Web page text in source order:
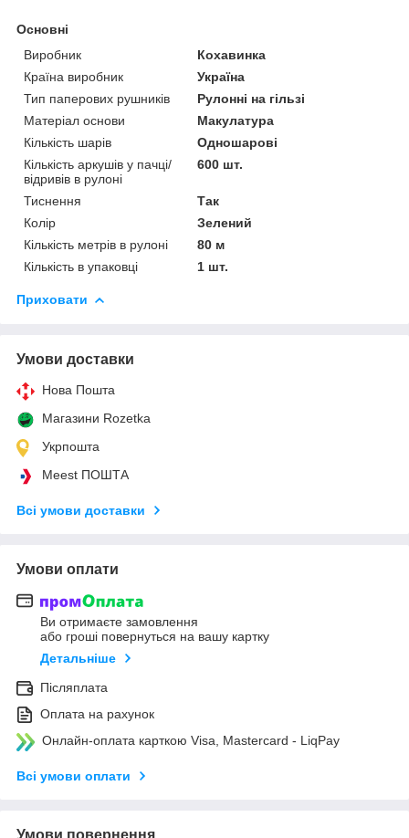
Основні
Виробник
Кохавинка
Країна виробник
Україна
Тип паперових рушників
Рулонні на гільзі
Матеріал основи
Макулатура
Кількість шарів
Одношарові
Кількість аркушів у пачці/
відривів в рулоні
600 шт.
Тиснення
Так
Колір
Зелений
Кількість метрів в рулоні
80 м
Кількість в упаковці
1 шт.
Приховати
Умови доставки
Нова Пошта
Магазини Rozetka
Укрпошта
Meest ПОШТА
Всі умови доставки
Умови оплати
Ви отримаєте замовлення
або гроші повернуться на вашу картку
Детальніше
Післяплата
Оплата на рахунок
Онлайн-оплата карткою Visa, Mastercard - LiqPay
Всі умови оплати